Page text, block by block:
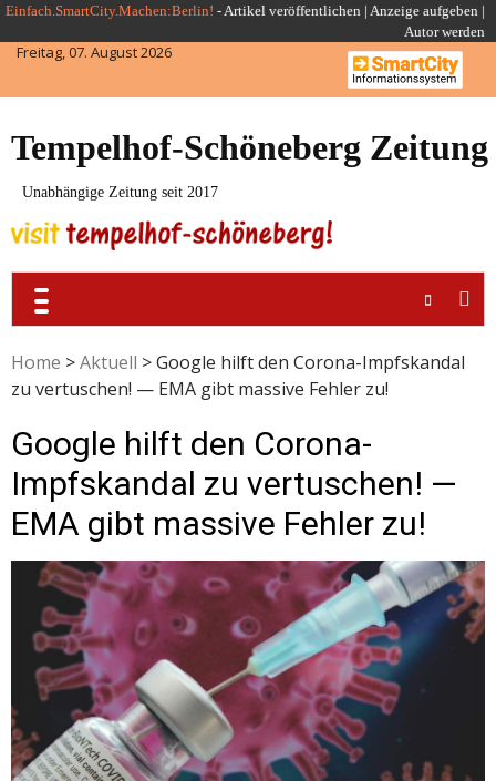
Skip
to
content
Einfach.SmartCity.Machen:Berlin! -Artikel veröffentlichen | Anzeige aufgeben |
Autor werden
Freitag, 07. August 2026
Tempelhof-Schöneberg Zeitung
Unabhängige Zeitung seit 2017
Home >Aktuell >Google hilft den Corona-Impfskandal
zu vertuschen! — EMA gibt massive Fehler zu!
Google hilft den Corona-
Impfskandal zu vertuschen! —
EMA gibt massive Fehler zu!